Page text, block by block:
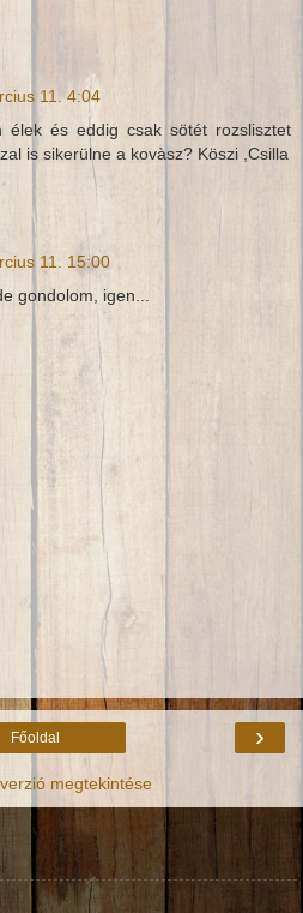
11. 4:04
élek és eddig csak sötét rozslisztet
is sikerülne a kovàsz? Köszi ,Csilla
11. 15:00
gondolom, igen...
›
Főoldal
megtekintése